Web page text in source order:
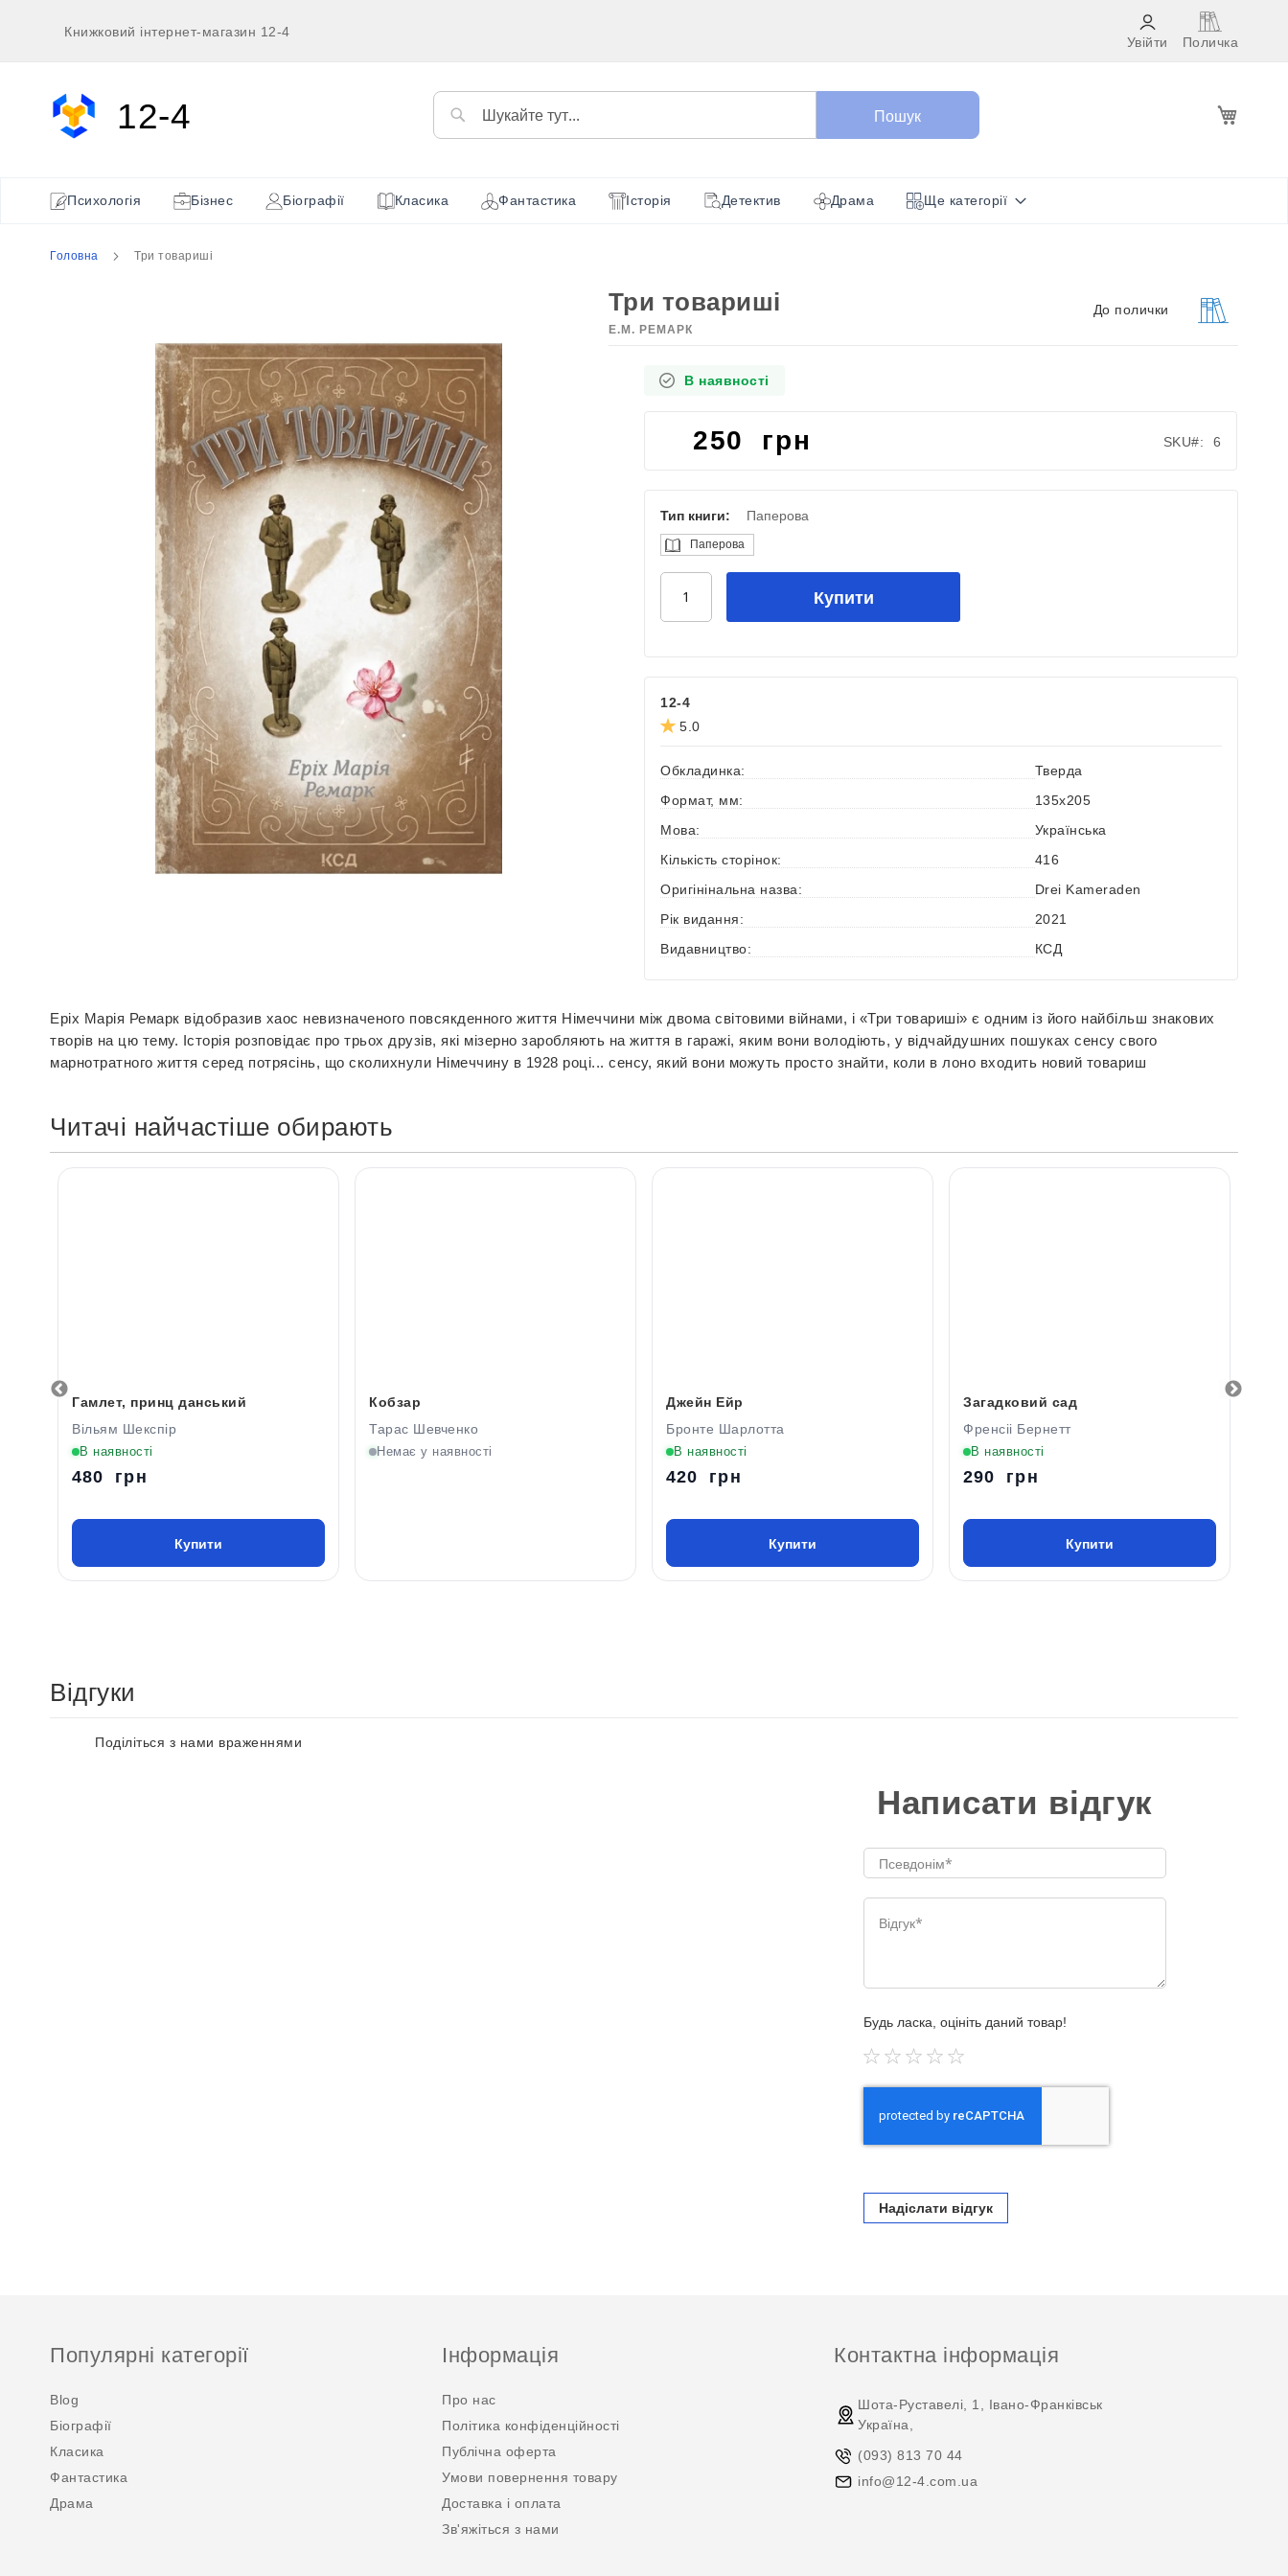
Книжковий інтернет-магазин 12-4
Поличка
Увійти
12-4
Пошук
Пошук
Психологія Бізнес Біографії Класика Фантастика Історія Детектив Драма Ще категорії
Головна Три товариші
зображень
До полички
Три товариші
Е.М. РЕМАРК
В наявності
250 грн SKU 6
Тип книги: Паперова
Паперова
Купити
12-4
5.0
Обкладинка:
Тверда
Формат, мм:
135x205
Мова:
Українська
Кількість сторінок:
416
Оригінінальна назва:
Drei Kameraden
Рік видання:
2021
Видавництво:
КСД
Еріх Марія Ремарк відобразив хаос невизначеного повсякденного життя Німеччини між двома світовими війнами, і «Три товариші» є одним із його найбільш знакових
творів на цю тему. Історія розповідає про трьох друзів, які мізерно заробляють на життя в гаражі, яким вони володіють, у відчайдушних пошуках сенсу свого
марнотратного життя серед потрясінь, що сколихнули Німеччину в 1928 році... сенсу, який вони можуть просто знайти, коли в лоно входить новий товариш
Читачі найчастіше обирають
Гамлет, принц данський
Вільям Шекспір
В наявності
480 грн
Купити
Кобзар
Тарас Шевченко
Немає у наявності
Джейн Ейр
Бронте Шарлотта
В наявності
420 грн
Купити
Загадковий сад
Френсіі Бернетт
В наявності
290 грн
Купити
Відгуки
Поділіться з нами враженнями
Написати відгук
Будь ласка, оцініть даний товар!
Надіслати відгук
Популярні категорії
Blog
Біографії
Класика
Фантастика
Драма
Інформація
Про нас
Політика конфіденційності
Публічна оферта
Умови повернення товару
Доставка і оплата
Зв'яжіться з нами
Контактна інформація
Шота-Руставелі, 1, Івано-Франківськ
Україна,
(093) 813 70 44
info@12-4.com.ua